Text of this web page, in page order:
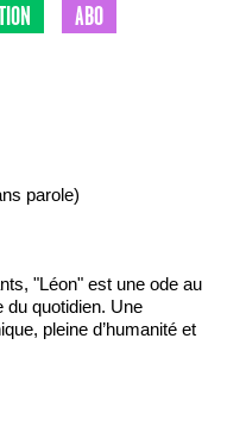
ABO
parole)
"Léon" est une ode au
du quotidien. Une
pleine d’humanité et